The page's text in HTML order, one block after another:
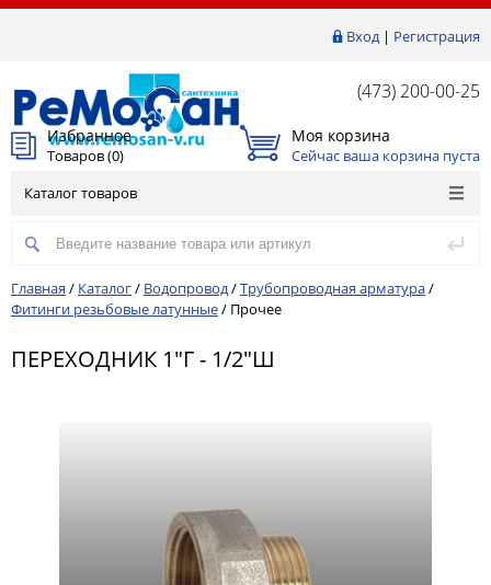
Вход| Регистрация
(473) 200-00-25
Избранное
Товаров (0)
Моя корзина
Сейчас ваша корзина пуста
Каталог товаров
Главная / Каталог/ Водопровод/Трубопроводная арматура/
Фитинги резьбовые латунные/ Прочее
ПЕРЕХОДНИК 1"Г - 1/2"Ш